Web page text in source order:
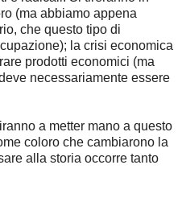
(ma abbiamo appena
che questo tipo di
la crisi economica
prodotti economici (ma
necessariamente essere
a metter mano a questo
coloro che cambiarono la
alla storia occorre tanto